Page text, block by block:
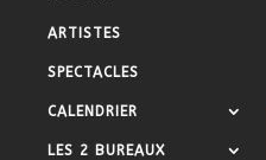
ARTISTES
SPECTACLES
CALENDRIER
LES 2 BUREAUX